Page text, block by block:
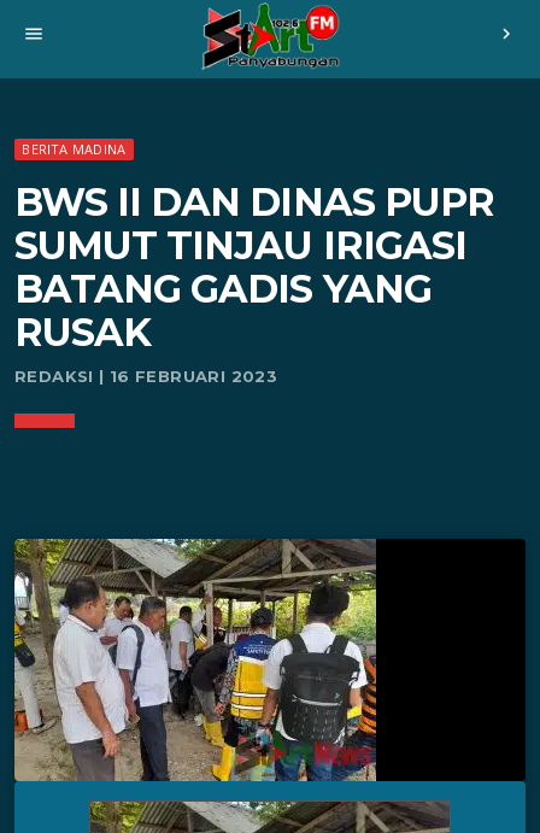
menu chevron_right
BERITA MADINA
BWS II DAN DINAS PUPR
SUMUT TINJAU IRIGASI
BATANG GADIS YANG
RUSAK
REDAKSI | 16 FEBRUARI 2023